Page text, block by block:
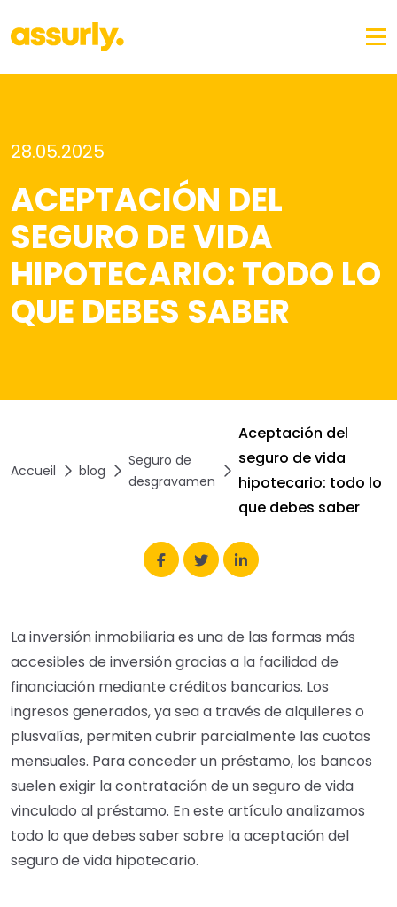
28.05.2025
ACEPTACIÓN DEL
SEGURO DE VIDA
HIPOTECARIO: TODO LO
QUE DEBES SABER
Accueil blog
Seguro de
desgravamen
Aceptación del
seguro de vida
hipotecario: todo lo
que debes saber
La inversión inmobiliaria es una de las formas más
accesibles de inversión gracias a la facilidad de
financiación mediante créditos bancarios. Los
ingresos generados, ya sea a través de alquileres o
plusvalías, permiten cubrir parcialmente las cuotas
mensuales. Para conceder un préstamo, los bancos
suelen exigir la contratación de un seguro de vida
vinculado al préstamo. En este artículo analizamos
todo lo que debes saber sobre la aceptación del
seguro de vida hipotecario.